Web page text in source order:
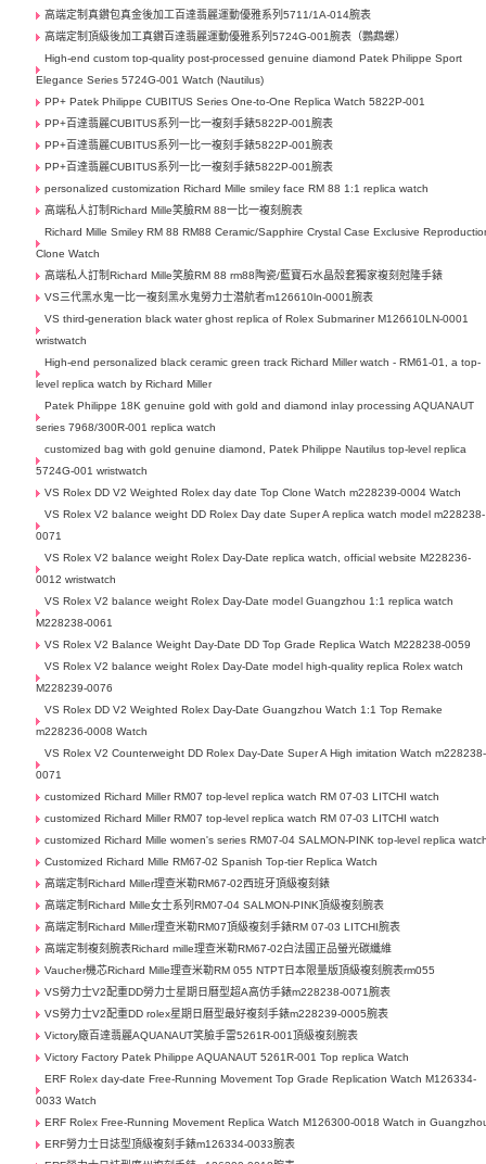
高端定制真鑽包真金後加工百達翡麗運動優雅系列5711/1A-014腕表
高端定制頂級後加工真鑽百達翡麗運動優雅系列5724G-001腕表（鸚鵡螺）
High-end custom top-quality post-processed genuine diamond Patek Philippe Sport
Elegance Series 5724G-001 Watch (Nautilus)
PP+ Patek Philippe CUBITUS Series One-to-One Replica Watch 5822P-001
PP+百達翡麗CUBITUS系列一比一複刻手錶5822P-001腕表
PP+百達翡麗CUBITUS系列一比一複刻手錶5822P-001腕表
PP+百達翡麗CUBITUS系列一比一複刻手錶5822P-001腕表
personalized customization Richard Mille smiley face RM 88 1:1 replica watch
高端私人訂制Richard Mille笑臉RM 88一比一複刻腕表
Richard Mille Smiley RM 88 RM88 Ceramic/Sapphire Crystal Case Exclusive
Clone Watch
高端私人訂制Richard Mille笑臉RM 88 rm88陶瓷/藍寶石水晶殼套獨家複刻尅隆手錶
VS三代黑水鬼一比一複刻黑水鬼勞力士潜航者m126610ln-0001腕表
VS third-generation black water ghost replica of Rolex Submariner M126610LN-0001
wristwatch
High-end personalized black ceramic green track Richard Miller watch - RM61-01, a top-
level replica watch by Richard Miller
Patek Philippe 18K genuine gold with gold and diamond inlay processing AQUANAUT
series 7968/300R-001 replica watch
customized bag with gold genuine diamond, Patek Philippe Nautilus top-level replica
5724G-001 wristwatch
VS Rolex DD V2 Weighted Rolex day date Top Clone Watch m228239-0004 Watch
VS Rolex V2 balance weight DD Rolex Day date Super A replica watch model m228238-
0071
VS Rolex V2 balance weight Rolex Day-Date replica watch, official website M228236-
0012 wristwatch
VS Rolex V2 balance weight Rolex Day-Date model Guangzhou 1:1 replica watch
M228238-0061
VS Rolex V2 Balance Weight Day-Date DD Top Grade Replica Watch M228238-0059
VS Rolex V2 balance weight Rolex Day-Date model high-quality replica Rolex watch
M228239-0076
VS Rolex DD V2 Weighted Rolex Day-Date Guangzhou Watch 1:1 Top Remake
m228236-0008 Watch
VS Rolex V2 Counterweight DD Rolex Day-Date Super A High imitation Watch m228238-
0071
customized Richard Miller RM07 top-level replica watch RM 07-03 LITCHI watch
customized Richard Miller RM07 top-level replica watch RM 07-03 LITCHI watch
customized Richard Mille women's series RM07-04 SALMON-PINK top-level replica
Customized Richard Mille RM67-02 Spanish Top-tier Replica Watch
高端定制Richard Miller理查米勒RM67-02西班牙頂級複刻錶
高端定制Richard Mille女士系列RM07-04 SALMON-PINK頂級複刻腕表
高端定制Richard Miller理查米勒RM07頂級複刻手錶RM 07-03 LITCHI腕表
高端定制複刻腕表Richard mille理查米勒RM67-02白法國正品螢光碳纖維
Vaucher機芯Richard Mille理查米勒RM 055 NTPT日本限量版頂級複刻腕表rm055
VS勞力士V2配重DD勞力士星期日曆型超A高仿手錶m228238-0071腕表
VS勞力士V2配重DD rolex星期日曆型最好複刻手錶m228239-0005腕表
Victory廠百達翡麗AQUANAUT笑臉手雷5261R-001頂級複刻腕表
Victory Factory Patek Philippe AQUANAUT 5261R-001 Top replica Watch
ERF Rolex day-date Free-Running Movement Top Grade Replication Watch M126334-
0033 Watch
ERF Rolex Free-Running Movement Replica Watch M126300-0018 Watch in
ERF勞力士日誌型頂級複刻手錶m126334-0033腕表